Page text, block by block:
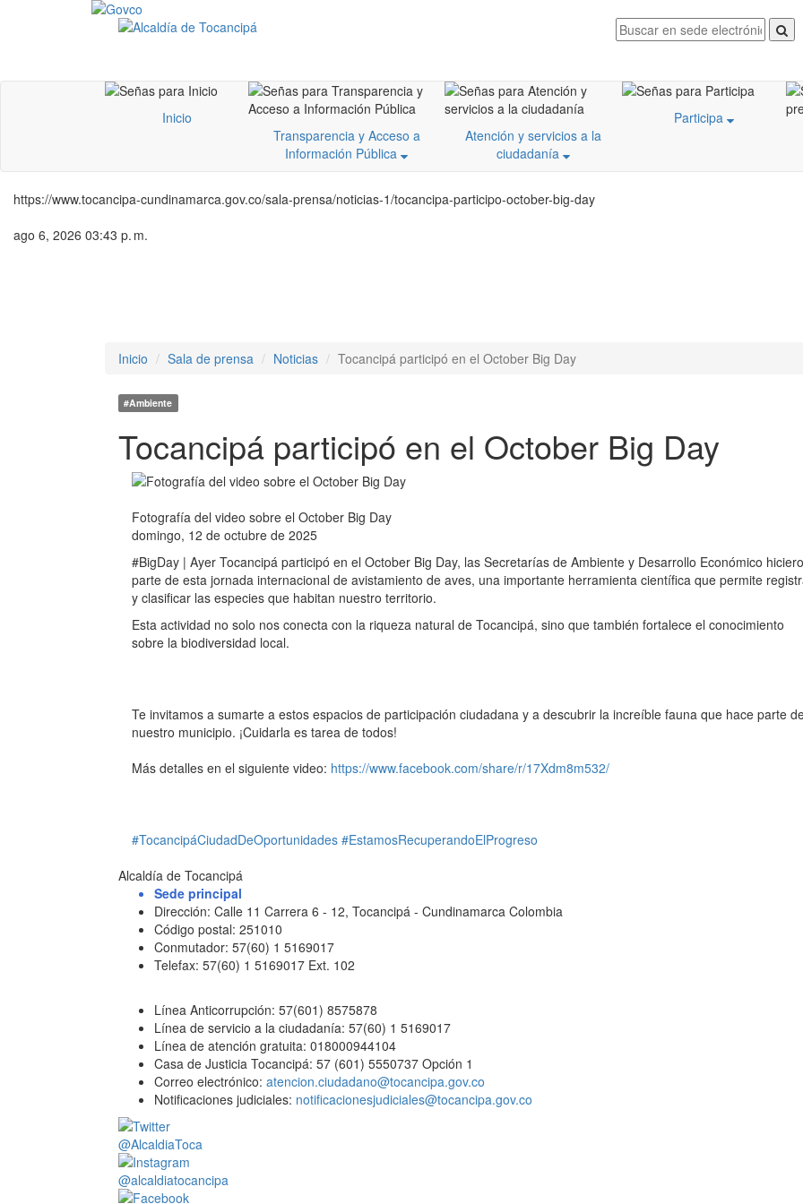
Inicio
Transparencia y Acceso a
Información Pública
Atención y servicios a la
ciudadanía
Participa
https://www.tocancipa-cundinamarca.gov.co/sala-prensa/noticias-1/tocancipa-participo-october-big-day
ago 6, 2026 03:43 p. m.
Inicio
Sala de prensa Noticias Tocancipá participó en el October Big Day
#Ambiente
Tocancipá participó en el October Big Day
Fotografía del video sobre el October Big Day
domingo, 12 de octubre de 2025
#BigDay | Ayer Tocancipá participó en el October Big Day, las Secretarías de Ambiente y Desarrollo Económico
parte de esta jornada internacional de avistamiento de aves, una importante herramienta científica que permite
y clasificar las especies que habitan nuestro territorio.
Esta actividad no solo nos conecta con la riqueza natural de Tocancipá, sino que también fortalece el conocimiento
sobre la biodiversidad local.
Te invitamos a sumarte a estos espacios de participación ciudadana y a descubrir la increíble fauna que hace parte
nuestro municipio. ¡Cuidarla es tarea de todos!
Más detalles en el siguiente video: https://www.facebook.com/share/r/17Xdm8m532/
#TocancipáCiudadDeOportunidades #EstamosRecuperandoElProgreso
Alcaldía de Tocancipá
Sede principal
Dirección: Calle 11 Carrera 6 - 12, Tocancipá - Cundinamarca Colombia
Código postal: 251010
Conmutador: 57(60) 1 5169017
Telefax: 57(60) 1 5169017 Ext. 102
Línea Anticorrupción: 57(601) 8575878
Línea de servicio a la ciudadanía: 57(60) 1 5169017
Línea de atención gratuita: 018000944104
Casa de Justicia Tocancipá: 57 (601) 5550737 Opción 1
Correo electrónico: atencion.ciudadano@tocancipa.gov.co
Notificaciones judiciales: notificacionesjudiciales@tocancipa.gov.co
@AlcaldiaToca
@alcaldiatocancipa